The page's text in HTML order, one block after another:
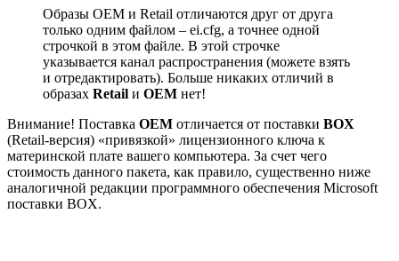
Образы OEM и Retail отличаются друг от друга
только одним файлом – ei.cfg, а точнее одной
строчкой в этом файле. В этой строчке
указывается канал распространения (можете взять
и отредактировать). Больше никаких отличий в
образах Retail и OEM нет!
Внимание! Поставка OEM отличается от поставки BOX
(Retail-версия) «привязкой» лицензионного ключа к
материнской плате вашего компьютера. За счет чего
стоимость данного пакета, как правило, существенно ниже
аналогичной редакции программного обеспечения Microsoft
поставки BOX.